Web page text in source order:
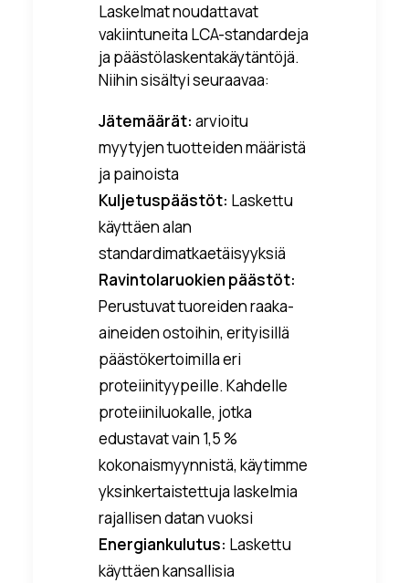
Laskelmat noudattavat
vakiintuneita LCA-standardeja
ja päästölaskentakäytäntöjä.
Niihin sisältyi seuraavaa:
Jätemäärät: arvioitu
myytyjen tuotteiden määristä
ja painoista
Kuljetuspäästöt: Laskettu
käyttäen alan
standardimatkaetäisyyksiä
Ravintolaruokien päästöt:
Perustuvat tuoreiden raaka-
aineiden ostoihin, erityisillä
päästökertoimilla eri
proteiinityypeille. Kahdelle
proteiiniluokalle, jotka
edustavat vain 1,5 %
kokonaismyynnistä, käytimme
yksinkertaistettuja laskelmia
rajallisen datan vuoksi
Energiankulutus: Laskettu
käyttäen kansallisia